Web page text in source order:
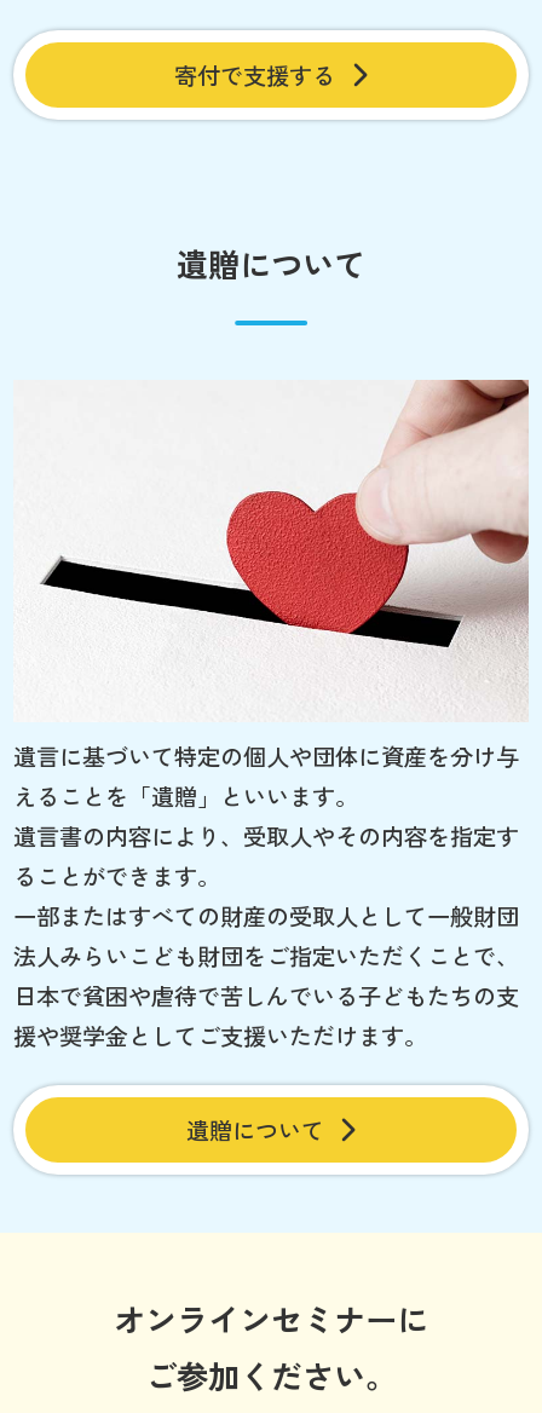
寄付で支援する
遺贈について
遺言に基づいて特定の個人や団体に資産を分け与
えることを「遺贈」といいます。
遺言書の内容により、受取人やその内容を指定す
ることができます。
一部またはすべての財産の受取人として一般財団
法人みらいこども財団をご指定いただくことで、
日本で貧困や虐待で苦しんでいる子どもたちの支
援や奨学金としてご支援いただけます。
遺贈について
オンラインセミナーに
ご参加ください。